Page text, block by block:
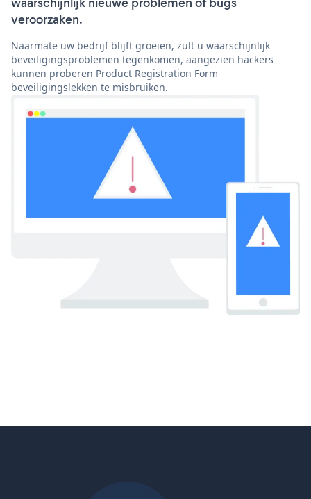
veroorzaken.
Naarmate uw bedrijf blijft groeien, zult u waarschijnlijk
beveiligingsproblemen tegenkomen, aangezien hackers
kunnen proberen Product Registration Form
beveiligingslekken te misbruiken.